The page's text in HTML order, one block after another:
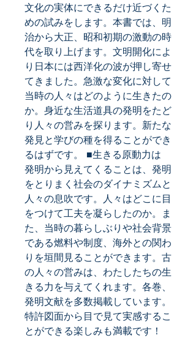
文化の実体にできるだけ近づくた
めの試みをします。本書では、明
治から大正、昭和初期の激動の時
代を取り上げます。文明開化によ
り日本には西洋化の波が押し寄せ
てきました。急激な変化に対して
当時の人々はどのように生きたの
か。身近な生活道具の発明をたど
り人々の営みを探ります。新たな
発見と学びの種を得ることができ
るはずです。 ■生きる原動力は
発明から見えてくることは、発明
をとりまく社会のダイナミズムと
人々の息吹です。人々はどこに目
をつけて工夫を凝らしたのか。ま
た、当時の暮らしぶりや社会背景
である燃料や制度、海外との関わ
りを垣間見ることができます。古
の人々の営みは、わたしたちの生
きる力を与えてくれます。各巻、
発明文献を多数掲載しています。
特許図面から目で見て実感するこ
とができる楽しみも満載です！